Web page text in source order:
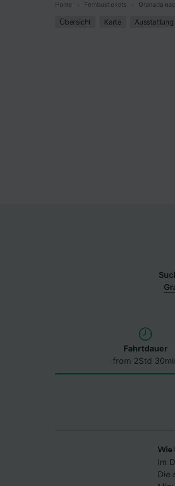
Home Fernbustickets Granada
Übersicht Karte Ausstattung
Fahrtdauer
from 2Std
Wie
Im
Die